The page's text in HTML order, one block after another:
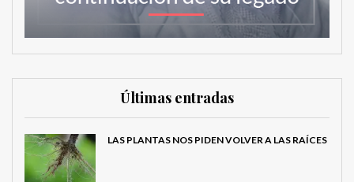
Últimas entradas
LAS PLANTAS NOS PIDEN VOLVER A LAS RAÍCES